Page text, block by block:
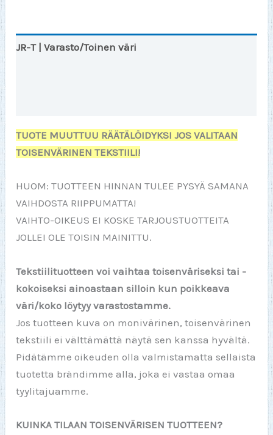
JR-T | Varasto/Toinen väri
TUOTE MUUTTUU RÄÄTÄLÖIDYKSI JOS VALITAAN
TOISENVÄRINEN TEKSTIILI!
HUOM: TUOTTEEN HINNAN TULEE PYSYÄ SAMANA
VAIHDOSTA RIIPPUMATTA!
VAIHTO-OIKEUS EI KOSKE TARJOUSTUOTTEITA
JOLLEI OLE TOISIN MAINITTU.
Tekstiilituotteen voi vaihtaa toisenväriseksi tai -
kokoiseksi ainoastaan silloin kun poikkeava
väri/koko löytyy varastostamme.
Jos tuotteen kuva on monivärinen, toisenvärinen
tekstiili ei välttämättä näytä sen kanssa hyvältä.
Pidätämme oikeuden olla valmistamatta sellaista
tuotetta brändimme alla, joka ei vastaa omaa
tyylitajuamme.
KUINKA TILAAN TOISENVÄRISEN TUOTTEEN?